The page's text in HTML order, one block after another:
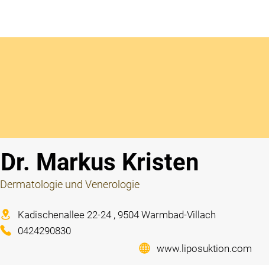
Dr. Markus Kristen
Dermatologie und Venerologie
Kadischenallee 22-24 , 9504 Warmbad-Villach
0424290830
www.liposuktion.com